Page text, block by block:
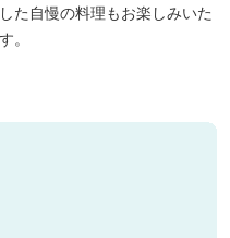
た自慢の料理もお楽しみいた
。